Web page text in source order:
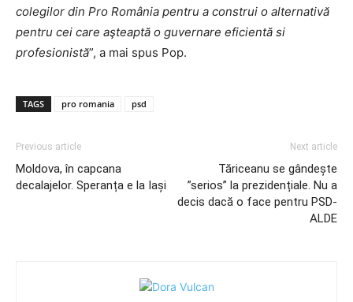
colegilor din Pro România pentru a construi o alternativă
pentru cei care aşteaptă o guvernare eficientă si
profesionistă”, a mai spus Pop.
TAGS pro romania psd
Previous article
Moldova, în capcana
decalajelor. Speranța e la Iași
Next article
Tăriceanu se gândește
”serios” la prezidențiale. Nu a
decis dacă o face pentru PSD-
ALDE